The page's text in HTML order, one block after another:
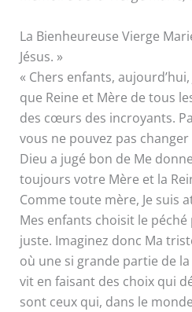
La Bienheureuse Vierge
Jésus. »
« Chers enfants,
que Reine et Mère de tous
des cœurs des incroyants.
vous ne pouvez pas
Dieu a jugé bon de Me
toujours votre Mère et la
Comme toute mère, Je suis
Mes enfants choisit le
juste. Imaginez donc Ma
où une si grande partie de
vit en faisant des choix qui
sont ceux qui, dans le